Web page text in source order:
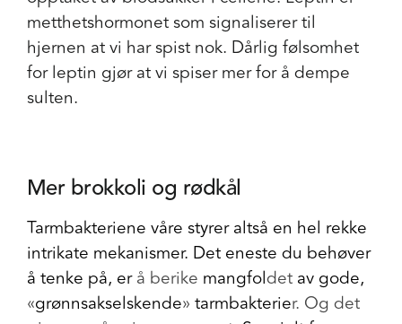
metthetshormonet som signaliserer til
hjernen at vi har spist nok. Dårlig følsomhet
for leptin gjør at vi spiser mer for å dempe
sulten.
Mer brokkoli og rødkål
Tarmbakteriene våre styrer altså en hel rekke
intrikate mekanismer. Det eneste du behøver
å tenke på, erå berike mangfoldet av gode,
«grønnsakselskende» tarmbakterier. Og det